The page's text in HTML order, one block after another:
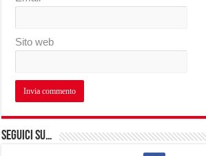
Sito web
Seguici su…